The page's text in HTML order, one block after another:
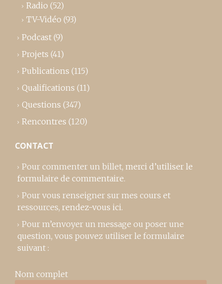
Radio (52)
TV-Vidéo (93)
Podcast (9)
Projets (41)
Publications (115)
Qualifications (11)
Questions (347)
Rencontres (120)
CONTACT
Pour commenter un billet, merci d’utiliser le
formulaire de commentaire.
Pour vous renseigner sur mes cours et
ressources, rendez-vous ici.
Pour m’envoyer un message ou poser une
question, vous pouvez utiliser le formulaire
suivant :
Nom complet